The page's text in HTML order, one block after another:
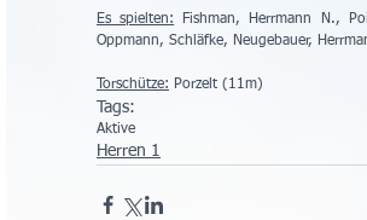
Es spielten: Fishman, Herrmann N.,
Oppmann, Schläfke, Neugebauer,
Torschütze: Porzelt (11m)
Tags:
Aktive
Herren 1